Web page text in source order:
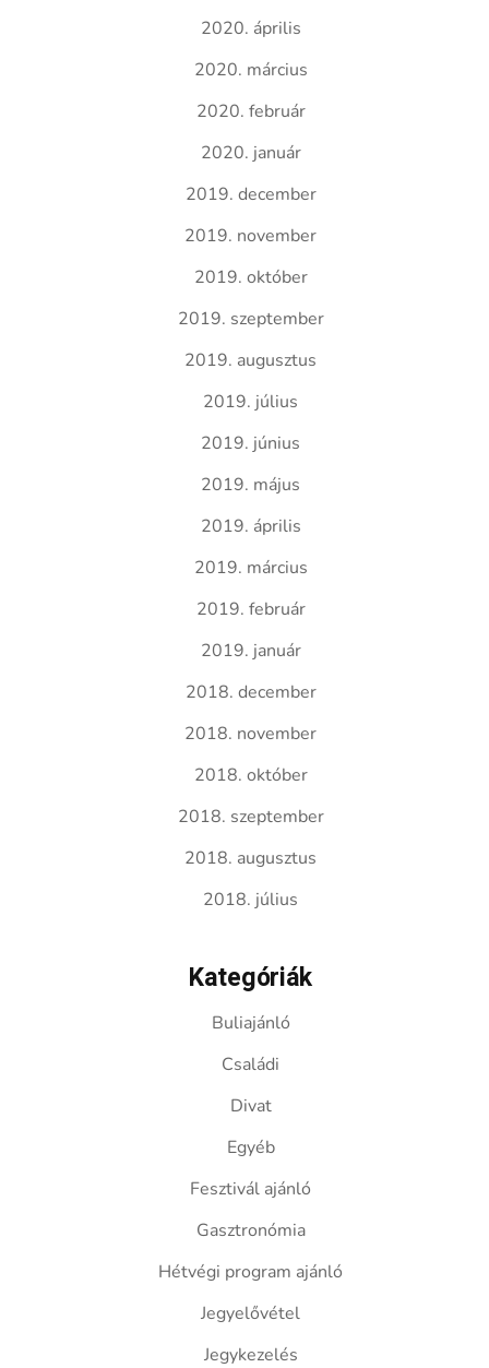
2020. április
2020. március
2020. február
2020. január
2019. december
2019. november
2019. október
2019. szeptember
2019. augusztus
2019. július
2019. június
2019. május
2019. április
2019. március
2019. február
2019. január
2018. december
2018. november
2018. október
2018. szeptember
2018. augusztus
2018. július
Kategóriák
Buliajánló
Családi
Divat
Egyéb
Fesztivál ajánló
Gasztronómia
Hétvégi program ajánló
Jegyelővétel
Jegykezelés